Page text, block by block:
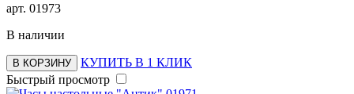
арт. 01973
В наличии
В КОРЗИНУ
КУПИТЬ В 1 КЛИК
Быстрый просмотр